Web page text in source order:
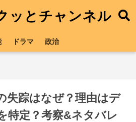
ッとチャンネル
ドラマ 政治
失踪はなぜ？理由はデ
特定？考察&ネタバレ